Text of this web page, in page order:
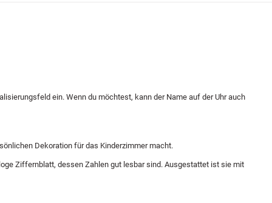
ein. Wenn du möchtest, kann der Name auf der Uhr auch
Dekoration für das Kinderzimmer macht.
Ziffernblatt, dessen Zahlen gut lesbar sind. Ausgestattet ist sie mit